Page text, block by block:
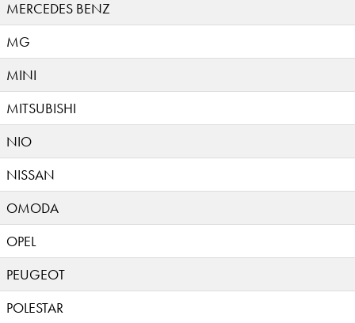
MERCEDES BENZ
MG
MINI
MITSUBISHI
NIO
NISSAN
OMODA
OPEL
PEUGEOT
POLESTAR